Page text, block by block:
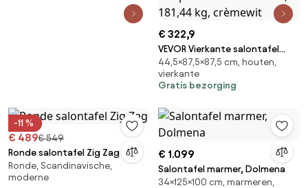
€ 322,9
VEVOR Vierkante salontafel
(875 x 875 x 445 mm) met
massief houten opbergplank,
massief gestoffeerde
voetenbank voor
slaapkamer/woonkamer, 181,44
44,5×87,5×87,5 cm, houten,
vierkante
Gratis bezorging
-11 %
€ 489€ 549
Ronde salontafel Zig Zag
Ronde, Scandinavische,
moderne
€ 1.099
Salontafel marmer, Dolmena
34×125×100 cm, marmeren,